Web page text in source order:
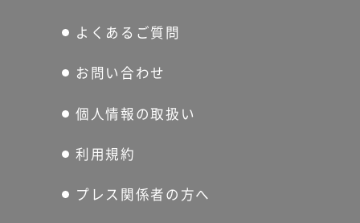
よくあるご質問
お問い合わせ
個人情報の取扱い
利用規約
プレス関係者の方へ